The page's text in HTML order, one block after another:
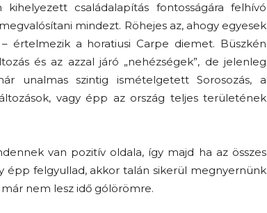
százada
családalapítás fontosságára felhívó
mindezt. Röhejes az, ahogy egyesek
értelmezik a horatiusi Carpe diemet. Büszkén
és az azzal járó „nehézségek”, de jelenleg
unalmas szintig ismételgetett Sorosozás, a
vagy épp az ország teljes területének
van pozitív oldala, így majd ha az összes
épp felgyullad, akkor talán sikerül megnyernünk
nem lesz idő gólörömre.